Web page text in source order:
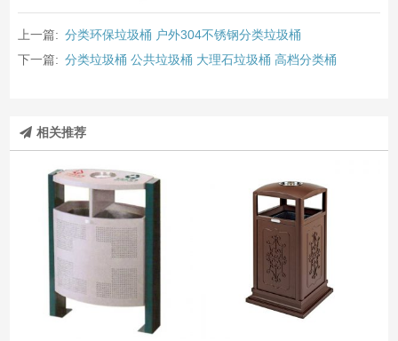
上一篇: 分类环保垃圾桶 户外304不锈钢分类垃圾桶
下一篇: 分类垃圾桶 公共垃圾桶 大理石垃圾桶 高档分类桶
相关推荐